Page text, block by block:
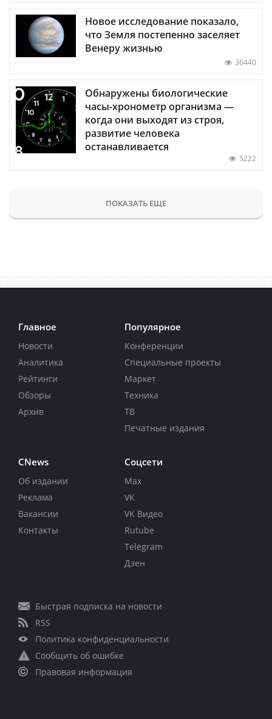
Новое исследование показало,
что Земля постепенно заселяет
Венеру жизнью
36440
Обнаружены биологические
часы-хронометр организма —
когда они выходят из строя,
развитие человека
останавливается
5222
ПОКАЗАТЬ ЕЩЕ
Главное
Новости
Аналитика
Рейтинги
Обзоры
Архив
Популярное
Конференции
Специальные проекты
Маркет
Техника
ТВ
Печатные издания
CNews
Об издании
Реклама
Вакансии
Контакты
Соцсети
Max
VK
VK Видео
Rutube
Telegram
Дзен
Быстрая подписка на новости
RSS
Политика конфиденциальности
Сообщить об ошибке
Правовая информация